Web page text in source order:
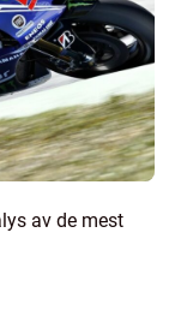
av de mest